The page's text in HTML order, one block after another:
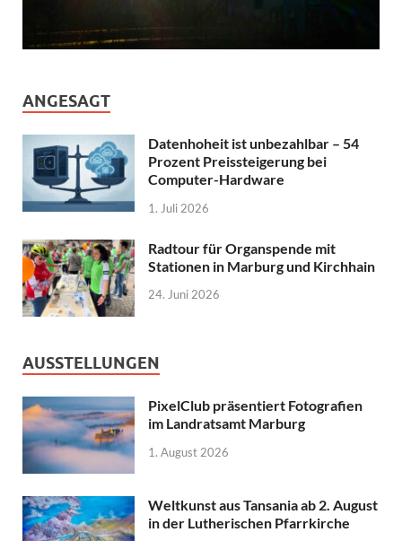
ANGESAGT
Datenhoheit ist unbezahlbar – 54
Prozent Preissteigerung bei
Computer-Hardware
1. Juli 2026
Radtour für Organspende mit
Stationen in Marburg und Kirchhain
24. Juni 2026
AUSSTELLUNGEN
PixelClub präsentiert Fotografien
im Landratsamt Marburg
1. August 2026
Weltkunst aus Tansania ab 2. August
in der Lutherischen Pfarrkirche